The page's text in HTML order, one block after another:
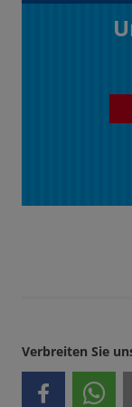
Verbreiten Sie